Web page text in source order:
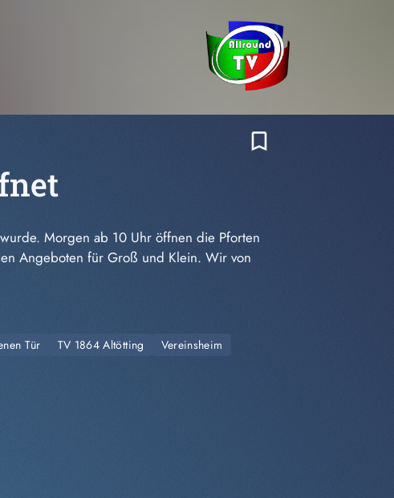
bookmark_border
Morgen ab 10 Uhr öffnen die Pforten
Angeboten für Groß und Klein. Wir von
Tür TV 1864 Altötting
Vereinsheim